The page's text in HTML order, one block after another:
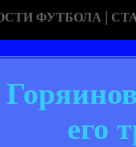
ФУТБОЛА |
его